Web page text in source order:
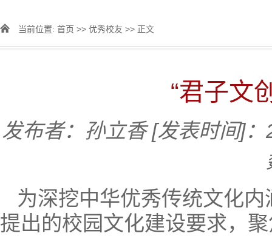
当前位置: 首页 >> 优秀校友 >> 正文
“君子文
发布者：孙立香 [发表时间]
为深挖中华优秀传统文化
提出的校园文化建设要求，聚